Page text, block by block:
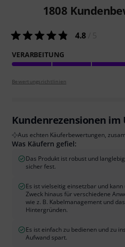
1808
4.8
VERARBEITUNG
Bewertungsrichtlinien
Kundenrezensionen im
Aus echten Käuferbewertungen,
Was Käufern gefiel:
Das Produkt ist robust und
sicher fest.
Es ist vielseitig einsetzbar und
Zweck hinaus für verschiedene
wie z. B. Kabelmanagement und
Hintergründen.
Es ist einfach zu bedienen und zu
Aufwand spart.